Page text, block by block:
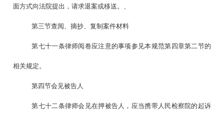
面方式向法院提出，请求退案或移送。、
第三节查阅、摘抄、复制案件材料
第七十一条律师阅卷应注意的事项参见本规范第四章第二节的
相关规定。
第四节会见被告人
第七十二条律师会见在押被告人，应当携带人民检察院的起诉